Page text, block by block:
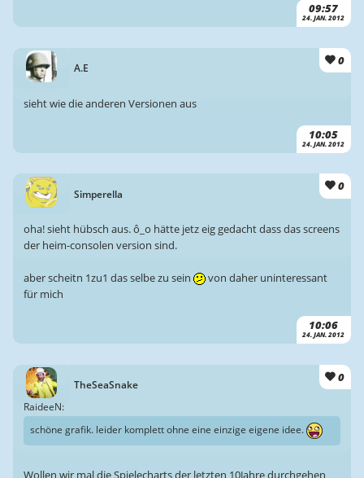
09:57
24. JAN. 2012
A.E
0
10:05
24. JAN. 2012
sieht wie die anderen Versionen aus
Simperella
0
10:06
24. JAN. 2012
oha! sieht hübsch aus. ô_o hätte jetz eig gedacht dass das screens
der heim-consolen version sind.
aber scheitn 1zu1 das selbe zu sein
von daher uninteressant
für mich
TheSeaSnake
0
RaideeN:
schöne grafik. leider komplett ohne eine einzige eigene idee.
Wollen wir mal die Spielecharts der letzten 10Jahre durchgehen